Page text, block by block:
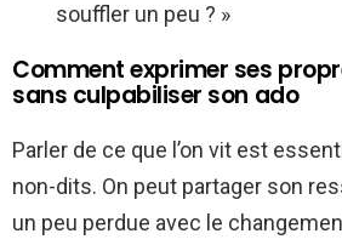
souffler un peu ? »
Comment exprimer ses
sans culpabiliser son ado
Parler de ce que l’on vit est
non-dits. On peut partager son
un peu perdue avec le